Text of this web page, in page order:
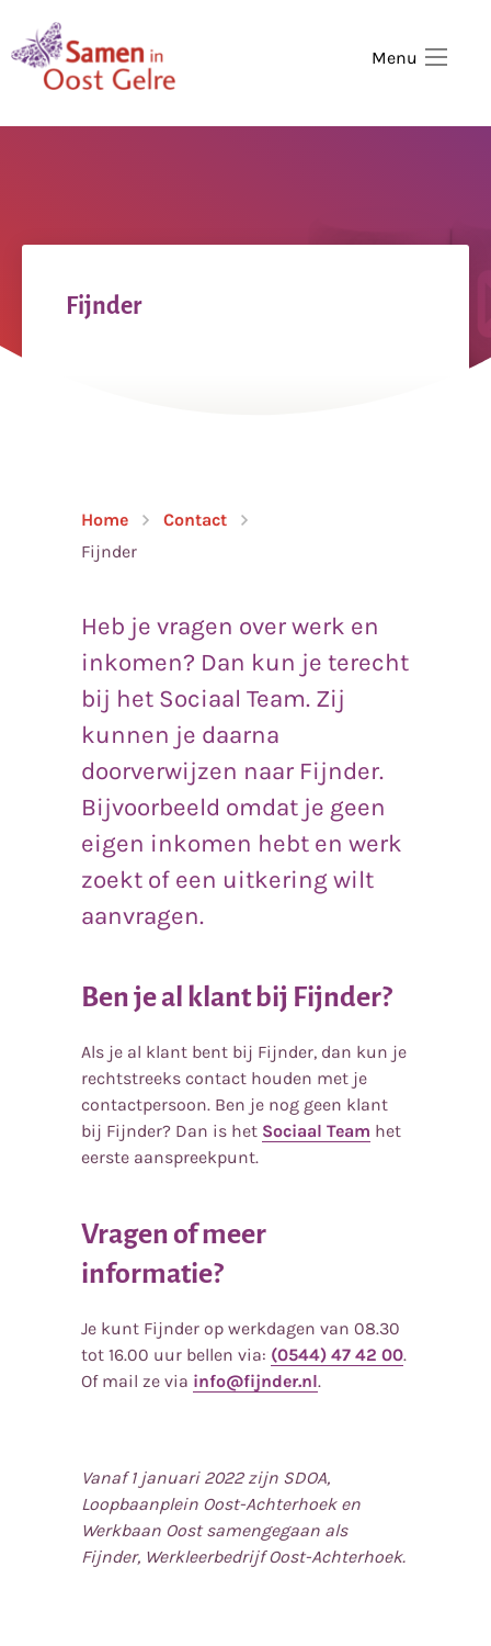
Menu
Fijnder
Home
Contact
Fijnder
Heb je vragen over werk en
inkomen? Dan kun je terecht
bij het Sociaal Team. Zij
kunnen je daarna
doorverwijzen naar Fijnder.
Bijvoorbeeld omdat je geen
eigen inkomen hebt en werk
zoekt of een uitkering wilt
aanvragen.
Ben je al klant bij Fijnder?
Als je al klant bent bij Fijnder, dan kun je
rechtstreeks contact houden met je
contactpersoon. Ben je nog geen klant
bij Fijnder? Dan is het Sociaal Team het
eerste aanspreekpunt.
Vragen of meer
informatie?
Je kunt Fijnder op werkdagen van 08.30
tot 16.00 uur bellen via: (0544) 47 42 00.
Of mail ze via info@fijnder.nl.
Vanaf 1 januari 2022 zijn SDOA,
Loopbaanplein Oost-Achterhoek en
Werkbaan Oost samengegaan als
Fijnder, Werkleerbedrijf Oost-Achterhoek.